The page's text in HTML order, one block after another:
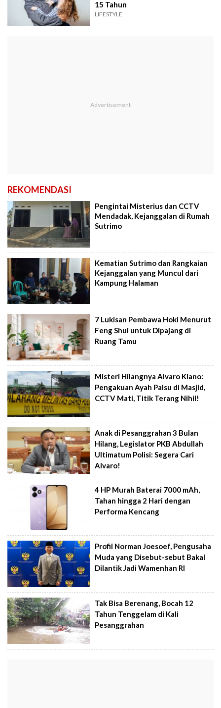
15 Tahun
LIFESTYLE
REKOMENDASI
Pengintai Misterius dan CCTV
Mendadak, Kejanggalan di Rumah
Sutrimo
Kematian Sutrimo dan Rangkaian
Kejanggalan yang Muncul dari
Kampung Halaman
7 Lukisan Pembawa Hoki Menurut
Feng Shui untuk Dipajang di
Ruang Tamu
Misteri Hilangnya Alvaro Kiano:
Pengakuan Ayah Palsu di Masjid,
CCTV Mati, Titik Terang Nihil!
Anak di Pesanggrahan 3 Bulan
Hilang, Legislator PKB Abdullah
Ultimatum Polisi: Segera Cari
Alvaro!
4 HP Murah Baterai 7000 mAh,
Tahan hingga 2 Hari dengan
Performa Kencang
Profil Norman Joesoef, Pengusaha
Muda yang Disebut-sebut Bakal
Dilantik Jadi Wamenhan RI
Tak Bisa Berenang, Bocah 12
Tahun Tenggelam di Kali
Pesanggrahan